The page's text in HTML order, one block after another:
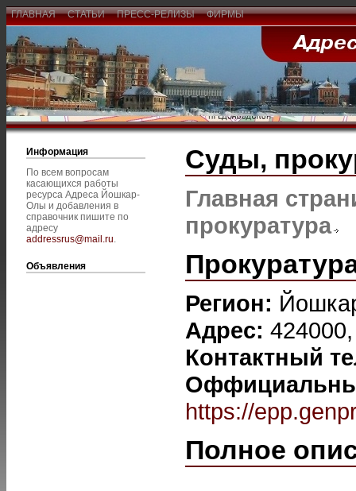
ГЛАВНАЯ СТАТЬИ ПРЕСС-РЕЛИЗЫ ФИРМЫ
Информация
По всем вопросам
касающихся работы
ресурса Адреса Йошкар-
Олы и добавления в
справочник пишите по
адресу
addressrus@mail.ru.
Объявления
Суды,
Главная
прокуратура
Регион:
Адрес:
Контактный
https://
Полное